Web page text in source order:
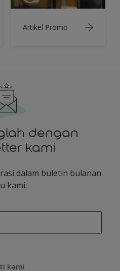
Artikel Promo
dengan
kami
dalam buletin bulanan
kami.
kami